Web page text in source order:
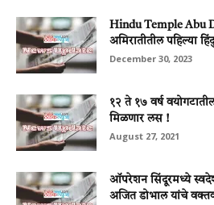
Hindu Temple Abu
अमिरातीतील पहिल्या
December 30, 2023
१२ ते १७ वर्ष
मिळणार लस !
August 27, 2021
ऑपरेशन सिंदूरमध्ये
अजित डोभाल यांचे